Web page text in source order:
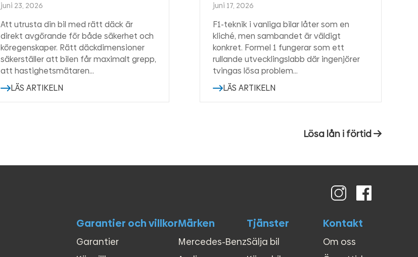
juni 23, 2026
Att utrusta din bil med rätt däck är
direkt avgörande för både säkerhet och
köregenskaper. Rätt däckdimensioner
säkerställer att bilen får maximalt grepp,
att hastighetsmätaren…
LÄS ARTIKELN
juni 17, 2026
F1-teknik i vanliga bilar låter som en
kliché, men sambandet är väldigt
konkret. Formel 1 fungerar som ett
rullande utvecklingslabb där ingenjörer
tvingas lösa problem…
LÄS ARTIKELN
Lösa lån i förtid Nästa
Garantier och villkor
Garantier
Märken
Mercedes-Benz
Tjänster
Sälja bil
Kontakt
Om oss